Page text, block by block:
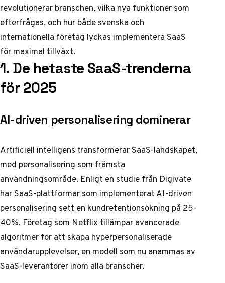
revolutionerar branschen, vilka nya funktioner som
efterfrågas, och hur både svenska och
internationella företag lyckas implementera SaaS
för maximal tillväxt.
1. De hetaste SaaS-trenderna
för 2025
AI-driven personalisering dominerar
Artificiell intelligens transformerar SaaS-landskapet,
med personalisering som främsta
användningsområde. Enligt en studie från Digivate
har SaaS-plattformar som implementerat AI-driven
personalisering sett en kundretentionsökning på 25-
40%. Företag som Netflix tillämpar avancerade
algoritmer för att skapa hyperpersonaliserade
användarupplevelser, en modell som nu anammas av
SaaS-leverantörer inom alla branscher.